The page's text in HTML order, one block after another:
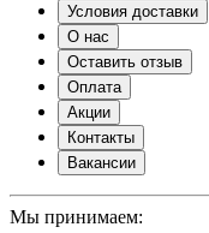
Условия доставки
О нас
Оставить отзыв
Оплата
Акции
Контакты
Вакансии
Мы принимаем: